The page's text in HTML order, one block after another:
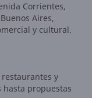
Corrientes,
Aires,
y cultural.
y
hasta propuestas